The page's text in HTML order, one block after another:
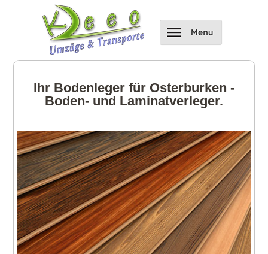
Ihr Bodenleger für Osterburken -
Boden- und Laminatverleger.